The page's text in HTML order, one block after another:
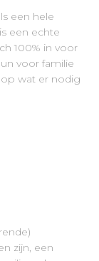
een hele
een echte
100% in voor
voor familie
wat er nodig
zijn, een